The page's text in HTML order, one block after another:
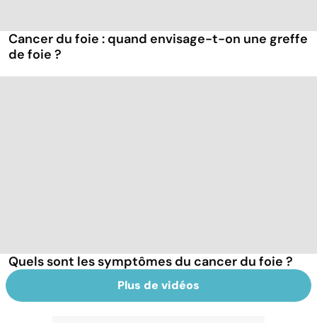
Cancer du foie : quand envisage-t-on une greffe
de foie ?
Quels sont les symptômes du cancer du foie ?
Plus de vidéos